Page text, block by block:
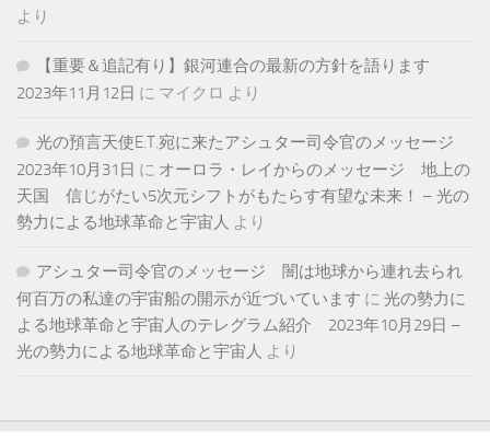
より
【重要＆追記有り】銀河連合の最新の方針を語ります
2023年11月12日 に マイクロ より
光の預言天使E.T.宛に来たアシュター司令官のメッセージ
2023年10月31日 に オーロラ・レイからのメッセージ 地上の
天国 信じがたい5次元シフトがもたらす有望な未来！ – 光の
勢力による地球革命と宇宙人 より
アシュター司令官のメッセージ 闇は地球から連れ去られ
何百万の私達の宇宙船の開示が近づいています に 光の勢力に
よる地球革命と宇宙人のテレグラム紹介 2023年10月29日 –
光の勢力による地球革命と宇宙人 より